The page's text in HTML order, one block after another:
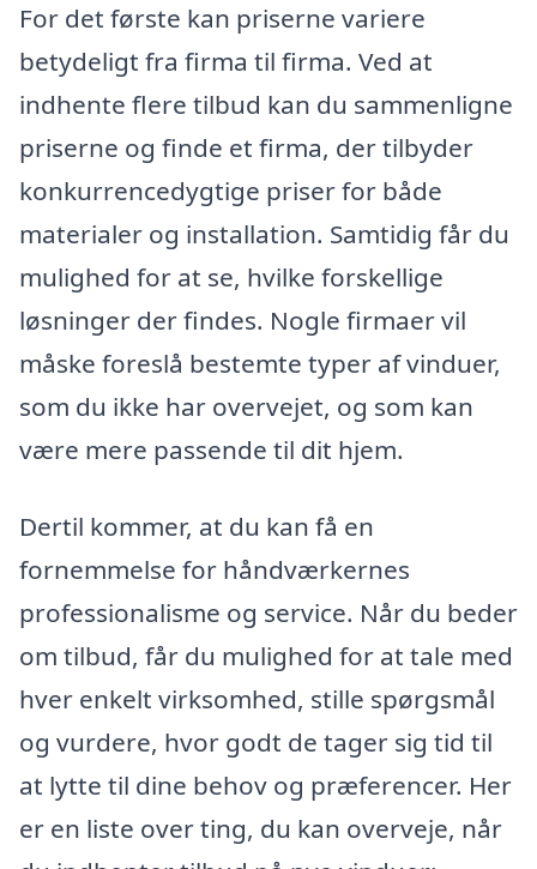
For det første kan priserne variere
betydeligt fra firma til firma. Ved at
indhente flere tilbud kan du sammenligne
priserne og finde et firma, der tilbyder
konkurrencedygtige priser for både
materialer og installation. Samtidig får du
mulighed for at se, hvilke forskellige
løsninger der findes. Nogle firmaer vil
måske foreslå bestemte typer af vinduer,
som du ikke har overvejet, og som kan
være mere passende til dit hjem.
Dertil kommer, at du kan få en
fornemmelse for håndværkernes
professionalisme og service. Når du beder
om tilbud, får du mulighed for at tale med
hver enkelt virksomhed, stille spørgsmål
og vurdere, hvor godt de tager sig tid til
at lytte til dine behov og præferencer. Her
er en liste over ting, du kan overveje, når